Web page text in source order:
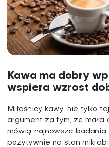
Kawa ma dobry
wspiera wzrost
Miłośnicy kawy, nie tylko
argument za tym, że mała
mówią najnowsze
pozytywnie na stan